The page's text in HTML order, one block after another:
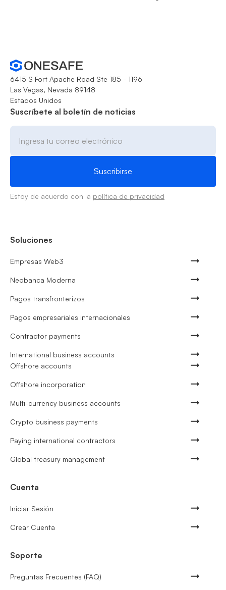
6415 S Fort Apache Road Ste 185 - 1196
Las Vegas, Nevada 89148
Estados Unidos
Suscríbete al boletín de noticias
Estoy de acuerdo con la política de privacidad
Soluciones
Empresas Web3
Neobanca Moderna
Pagos transfronterizos
Pagos empresariales internacionales
Contractor payments
International business accounts
Offshore accounts
Offshore incorporation
Multi-currency business accounts
Crypto business payments
Paying international contractors
Global treasury management
Cuenta
Iniciar Sesión
Crear Cuenta
Soporte
Preguntas Frecuentes (FAQ)